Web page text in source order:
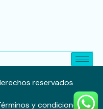
reservados
y condiciones